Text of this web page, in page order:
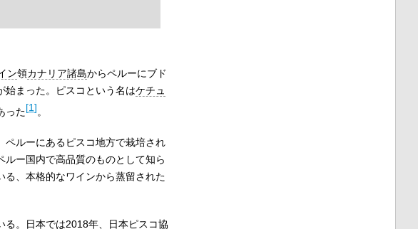
ン領カナリア諸島からペルーにブド
始まった。ピスコという名はケチュ
った[1]。
ペルーにあるピスコ地方で栽培され
ルー国内で高品質のものとして知ら
る、本格的なワインから蒸留された
る。日本では2018年、日本ピスコ協